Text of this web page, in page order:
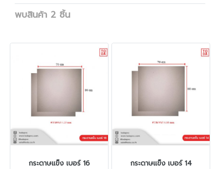
พบสินค้า 2 ชิ้น
กระดาษแข็ง เบอร์ 16
กระดาษแข็ง เบอร์ 14